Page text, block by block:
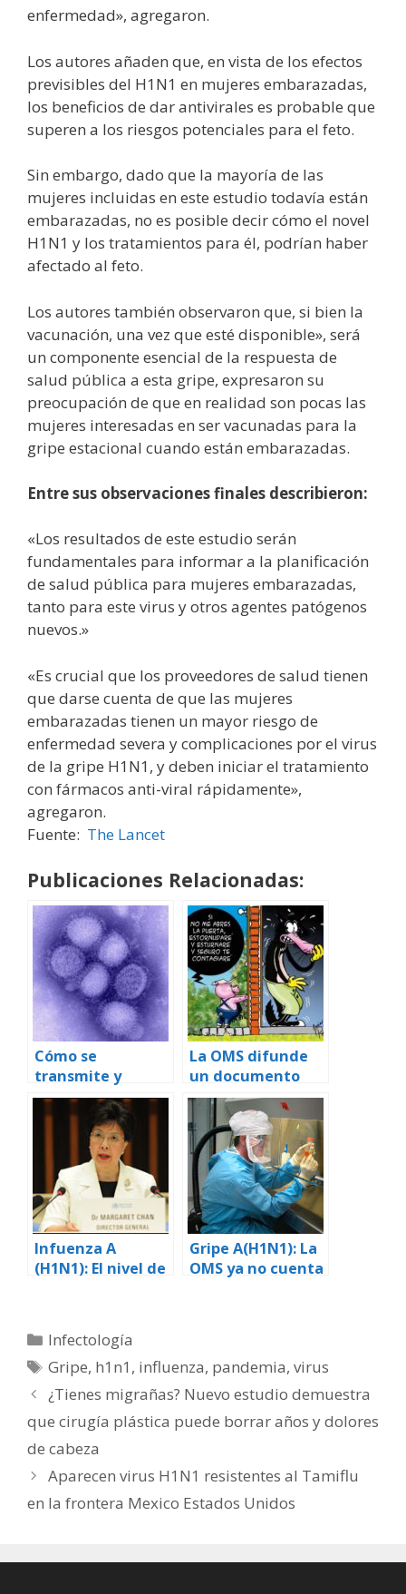
enfermedad», agregaron.
Los autores añaden que, en vista de los efectos
previsibles del H1N1 en mujeres embarazadas,
los beneficios de dar antivirales es probable que
superen a los riesgos potenciales para el feto.
Sin embargo, dado que la mayoría de las
mujeres incluidas en este estudio todavía están
embarazadas, no es posible decir cómo el novel
H1N1 y los tratamientos para él, podrían haber
afectado al feto.
Los autores también observaron que, si bien la
vacunación, una vez que esté disponible», será
un componente esencial de la respuesta de
salud pública a esta gripe, expresaron su
preocupación de que en realidad son pocas las
mujeres interesadas en ser vacunadas para la
gripe estacional cuando están embarazadas.
Entre sus observaciones finales describieron:
«Los resultados de este estudio serán
fundamentales para informar a la planificación
de salud pública para mujeres embarazadas,
tanto para este virus y otros agentes patógenos
nuevos.»
«Es crucial que los proveedores de salud tienen
que darse cuenta de que las mujeres
embarazadas tienen un mayor riesgo de
enfermedad severa y complicaciones por el virus
de la gripe H1N1, y deben iniciar el tratamiento
con fármacos anti-viral rápidamente»,
agregaron.
Fuente: The Lancet
Publicaciones Relacionadas:
Cómo se
transmite y
recombina el
virus de la gripe
son las claves
para combatir
futuras
pandemias
La OMS difunde
un documento
para explicar
distintos
aspectos de la
Gripe A (H1N1)
Infuenza A
(H1N1): El nivel de
Gripe A(H1N1): La
OMS ya no cuenta
Categorías
Infectología
Etiquetas
Gripe, h1n1 , influenza, pandemia,virus
¿Tienes migrañas? Nuevo estudio demuestra
que cirugía plástica puede borrar años y dolores
de cabeza
Aparecen virus H1N1 resistentes al Tamiflu
en la frontera Mexico Estados Unidos